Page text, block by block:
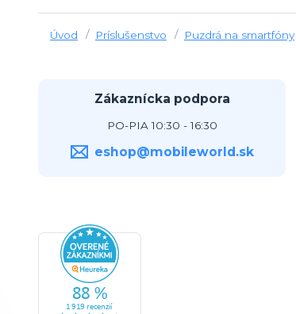
Úvod Príslušenstvo Puzdrá na smartfóny
Zákaznícka podpora
PO-PIA 10:30 - 16:30
eshop@mobileworld.sk